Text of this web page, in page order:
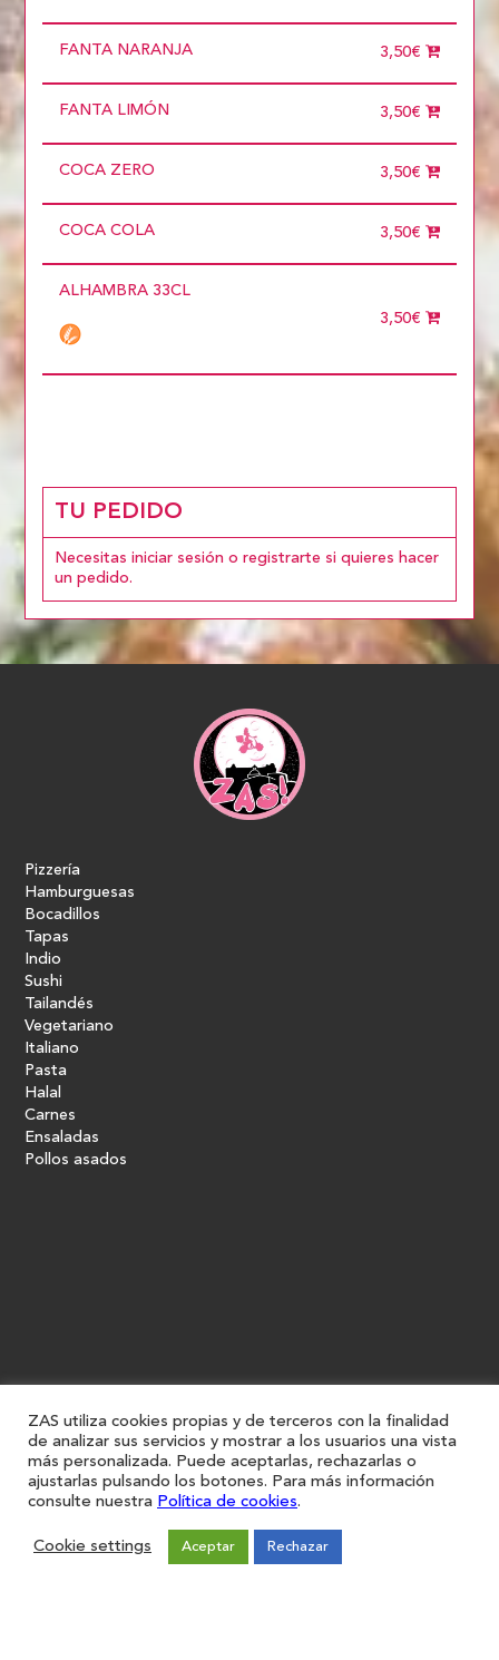
FANTA NARANJA 3,50€
FANTA LIMÓN 3,50€
COCA ZERO 3,50€
COCA COLA 3,50€
ALHAMBRA 33CL
3,50€
TU PEDIDO
Necesitas iniciar sesión o registrarte si quieres hacer
un pedido.
Pizzería
Hamburguesas
Bocadillos
Tapas
Indio
Sushi
Tailandés
Vegetariano
Italiano
Pasta
Halal
Carnes
Ensaladas
Pollos asados
ZAS utiliza cookies propias y de terceros con la finalidad
de analizar sus servicios y mostrar a los usuarios una vista
más personalizada. Puede aceptarlas, rechazarlas o
ajustarlas pulsando los botones. Para más información
consulte nuestra Política de cookies.
Cookie settings Aceptar Rechazar